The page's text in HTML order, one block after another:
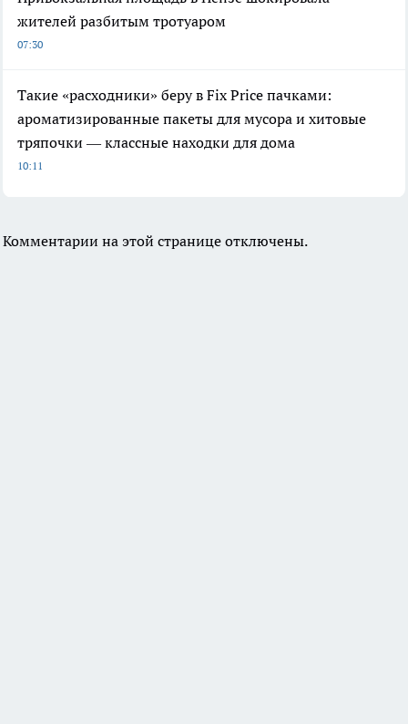
жителей разбитым тротуаром
07:30
Такие «расходники» беру в Fix Price пачками:
ароматизированные пакеты для мусора и хитовые
тряпочки — классные находки для дома
10:11
Комментарии на этой странице отключены.